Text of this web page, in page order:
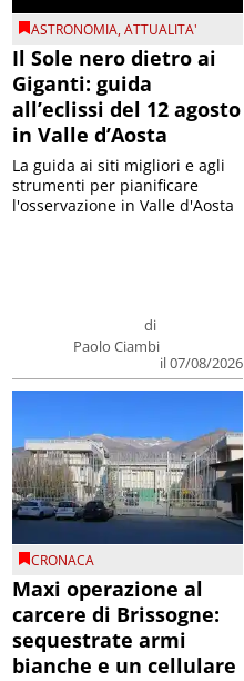
ASTRONOMIA,ATTUALITA'
Il Sole nero dietro ai
Giganti: guida
all’eclissi del 12 agosto
in Valle d’Aosta
di
Paolo Ciambi
il 07/08/2026
La guida ai siti migliori e agli
strumenti per pianificare
l'osservazione in Valle d'Aosta
CRONACA
Maxi operazione al
carcere di Brissogne:
sequestrate armi
bianche e un cellulare